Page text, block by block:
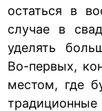
остаться в
случае в
уделять
Во-первых,
местом, где